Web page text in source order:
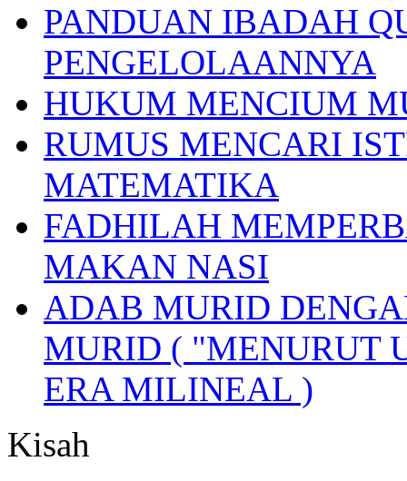
PANDUAN IBADAH
PENGELOLAANNYA
HUKUM MENCIUM
RUMUS MENCARI
MATEMATIKA
FADHILAH
MAKAN NASI
ADAB MURID
MURID ( "MENURUT
ERA MILINEAL )
Kisah